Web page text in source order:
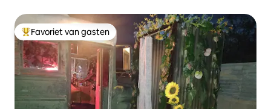
Topfavoriet van gasten
Favoriet van gasten